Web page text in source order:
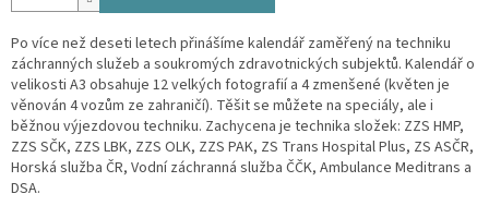
Po více než deseti letech přinášíme kalendář zaměřený na techniku
záchranných služeb a soukromých zdravotnických subjektů. Kalendář o
velikosti A3 obsahuje 12 velkých fotografií a 4 zmenšené (květen je
věnován 4 vozům ze zahraničí). Těšit se můžete na speciály, ale i
běžnou výjezdovou techniku. Zachycena je technika složek: ZZS HMP,
ZZS SČK, ZZS LBK, ZZS OLK, ZZS PAK, ZS Trans Hospital Plus, ZS ASČR,
Horská služba ČR, Vodní záchranná služba ČČK, Ambulance Meditrans a
DSA.